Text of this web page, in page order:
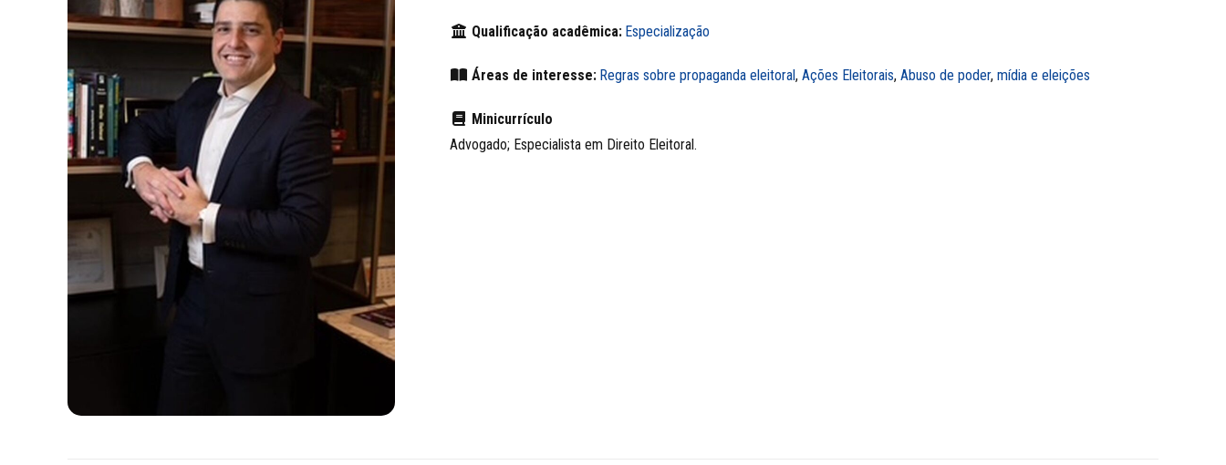
Qualificação acadêmica: Especialização
Áreas de interesse: Regras sobre propaganda eleitoral, Ações Eleitorais, Abuso de poder, mídia e eleições
Minicurrículo
Advogado; Especialista em Direito Eleitoral.